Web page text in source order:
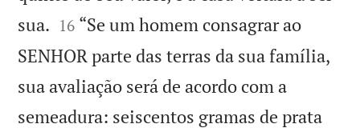
sua. 

16 “Se um homem consagrar ao
SENHOR parte das terras da sua família,
sua avaliação será de acordo com a
semeadura: seiscentos gramas de prata